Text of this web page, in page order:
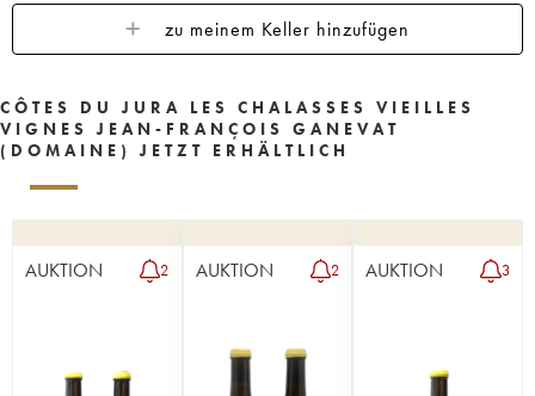
zu meinem Keller hinzufügen
CÔTES DU JURA LES CHALASSES VIEILLES
VIGNES JEAN-FRANÇOIS GANEVAT
(DOMAINE) JETZT ERHÄLTLICH
AUKTION 2 AUKTION 2 AUKTION 3